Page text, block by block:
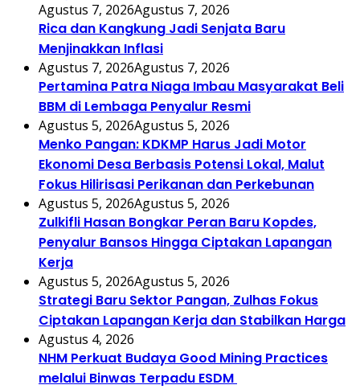
Agustus 7, 2026Agustus 7, 2026
Rica dan Kangkung Jadi Senjata Baru
Menjinakkan Inflasi
Agustus 7, 2026Agustus 7, 2026
Pertamina Patra Niaga Imbau Masyarakat Beli
BBM di Lembaga Penyalur Resmi
Agustus 5, 2026Agustus 5, 2026
Menko Pangan: KDKMP Harus Jadi Motor
Ekonomi Desa Berbasis Potensi Lokal, Malut
Fokus Hilirisasi Perikanan dan Perkebunan
Agustus 5, 2026Agustus 5, 2026
Zulkifli Hasan Bongkar Peran Baru Kopdes,
Penyalur Bansos Hingga Ciptakan Lapangan
Kerja
Agustus 5, 2026Agustus 5, 2026
Strategi Baru Sektor Pangan, Zulhas Fokus
Ciptakan Lapangan Kerja dan Stabilkan Harga
Agustus 4, 2026
NHM Perkuat Budaya Good Mining Practices
melalui Binwas Terpadu ESDM